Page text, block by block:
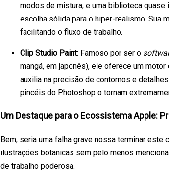
modos de mistura, e uma biblioteca
escolha sólida para o hiper-realismo. Sua
facilitando o fluxo de trabalho.
Clip Studio Paint: Famoso por ser o
mangá, em japonês), ele oferece um
auxilia na precisão de contornos e
pincéis do Photoshop o tornam
Um Destaque para o Ecossistema Apple:
Bem, seria uma falha grave nossa terminar
ilustrações botânicas sem pelo menos
de trabalho poderosa.